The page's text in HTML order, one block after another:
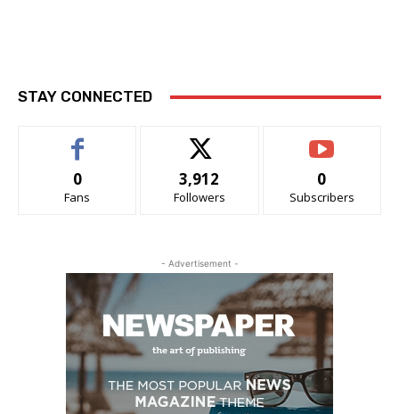
STAY CONNECTED
0
Fans
3,912
Followers
0
Subscribers
- Advertisement -